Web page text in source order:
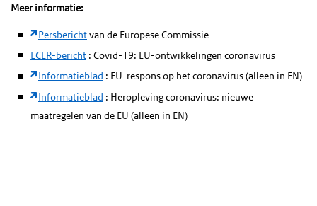
Meer informatie:
Persberichtvan de Europese Commissie
ECER-bericht : Covid-19: EU-ontwikkelingen coronavirus
Informatieblad : EU-respons op het coronavirus (alleen in EN)
Informatieblad : Heropleving coronavirus: nieuwe
maatregelen van de EU (alleen in EN)